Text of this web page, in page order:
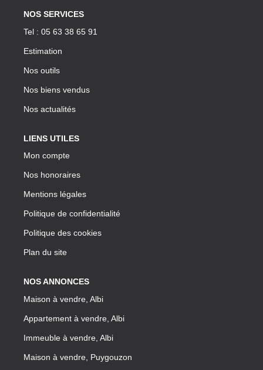
NOS SERVICES
Tel : 05 63 38 65 91
Estimation
Nos outils
Nos biens vendus
Nos actualités
LIENS UTILES
Mon compte
Nos honoraires
Mentions légales
Politique de confidentialité
Politique des cookies
Plan du site
NOS ANNONCES
Maison à vendre, Albi
Appartement à vendre, Albi
Immeuble à vendre, Albi
Maison à vendre, Puygouzon